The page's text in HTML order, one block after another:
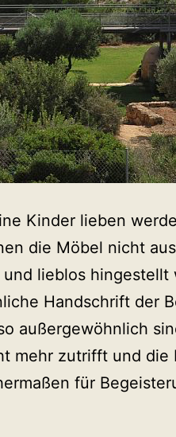
Kinder lieben
die Möbel nicht aus
lieblos hingestellt
Handschrift der
außergewöhnlich
mehr zutrifft und die
für